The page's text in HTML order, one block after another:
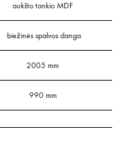
aukšto tankio MDF
biežinės spalvos danga
2005 mm
990 mm